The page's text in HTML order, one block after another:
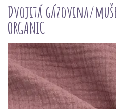
Dvojitá gázovina/
ORGANIC